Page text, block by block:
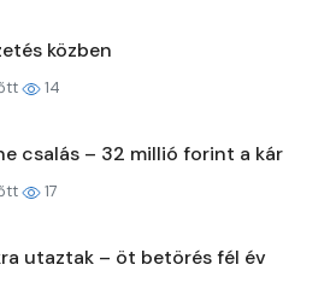
közben
14
csalás – 32 millió forint a kár
17
utaztak – öt betörés fél év